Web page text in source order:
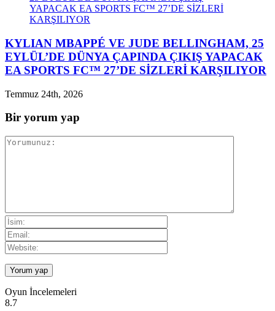
KYLIAN MBAPPÉ VE JUDE BELLINGHAM, 25
EYLÜL’DE DÜNYA ÇAPINDA ÇIKIŞ YAPACAK
EA SPORTS FC™ 27’DE SİZLERİ KARŞILIYOR
Temmuz 24th, 2026
Bir yorum yap
Oyun İncelemeleri
8.7